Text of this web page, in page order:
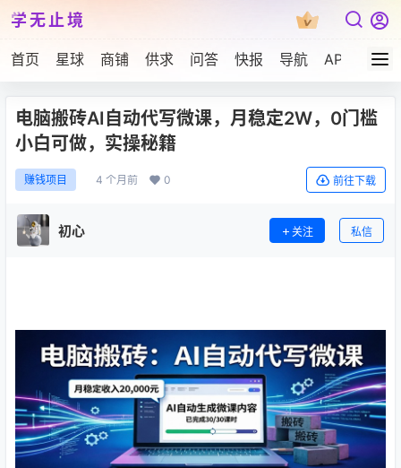
学无止境
首页 星球 商铺 供求 问答 快报 导航 APP下载
电脑搬砖AI自动代写微课，月稳定2W，0门槛
小白可做，实操秘籍
赚钱项目 4 个月前 0 前往下载
初心 关注 私信